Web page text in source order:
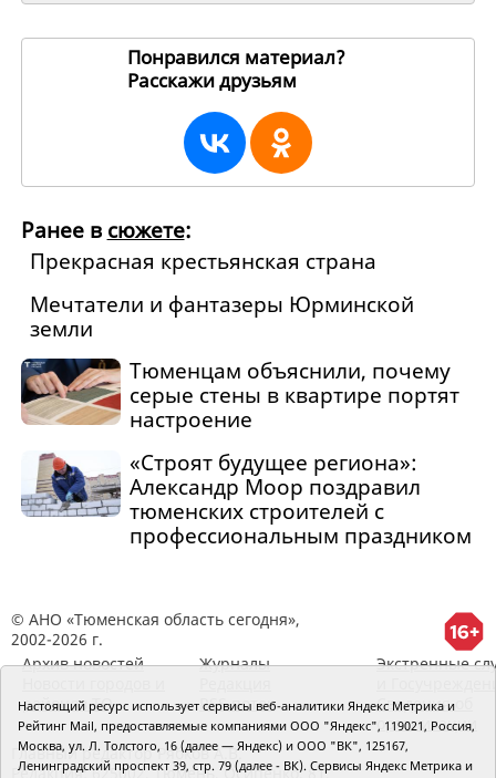
Понравился материал?
Расскажи друзьям
Ранее в сюжете:
Прекрасная крестьянская страна
Мечтатели и фантазеры Юрминской
земли
Тюменцам объяснили, почему
серые стены в квартире портят
настроение
«Строят будущее региона»:
Александр Моор поздравил
тюменских строителей с
профессиональным праздником
© АНО «Тюменская область сегодня»,
2002-2026 г.
Архив новостей
районов ТО
Журналы
RSS поток
Экстренные
Сведения об
организации
Главный редактор Рябков А.В.
Редакция: 625002, Тюмень, Осипенко, 81,
Настоящий ресурс использует сервисы веб-аналитики Яндекс Метрика и
Рейтинг Mail, предоставляемые компаниями ООО "Яндекс", 119021, Россия,
Москва, ул. Л. Толстого, 16 (далее — Яндекс) и ООО "ВК", 125167,
Ленинградский проспект 39, стр. 79 (далее - ВК). Сервисы Яндекс Метрика и